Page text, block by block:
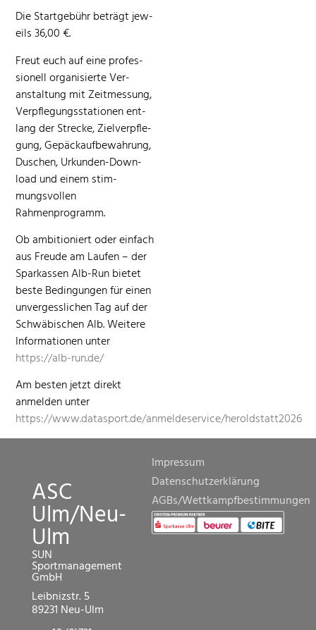
Die Start­ge­bühr beträgt jew­
eils 36,00 €.
Freut euch auf eine pro­fes­
sionell organ­isierte Ver­
anstal­tung mit Zeitmes­sung,
Verpfle­gungssta­tio­nen ent­
lang der Strecke, Zielverpfle­
gung, Gepäck­auf­be­wahrung,
Duschen, Urkun­den-Down­
load und einem stim­
mungsvollen
Rahmenprogramm.
Ob ambi­tion­iert oder ein­fach
aus Freude am Laufen – der
Sparkassen Alb-Run bietet
beste Bedin­gun­gen für einen
unvergesslichen Tag auf der
Schwäbis­chen Alb. Weit­ere
Infor­ma­tio­nen unter
https://alb-run.de/
Am besten jet­zt direkt
anmelden unter
https://www.datasport.de/anmeldeservice/heroldstatt2026
ASC
Ulm/Neu-
Ulm
SUN
Sportmanagement
GmbH
Leibnizstr. 5
89231 Neu-Ulm
Impressum
Datenschutzerklärung
AGBs/Wettkampfbestimmungen